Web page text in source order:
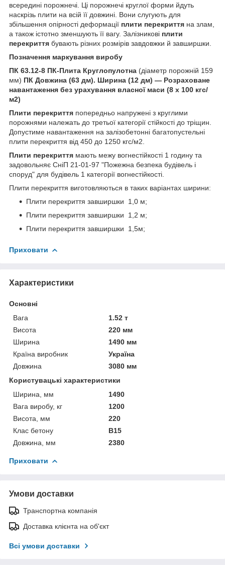
всередині порожнечі. Ці порожнечі круглої форми йдуть
наскрізь плити на всій її довжині. Вони слугують для
збільшення опірності деформації плити перекриття на злам,
а також істотно зменшують її вагу. Залізникові плити
перекриття бувають різних розмірів завдовжки й завширшки.
Позначення маркування виробу
ПК 63.12-8 ПК-Плита Круглопулотна (діаметр порожній 159
мм) ПК Довжина (63 дм). Ширина (12 дм) — Розраховане
навантаження без урахування власної маси (8 х 100 кгс/
м2)
Плити перекриття попередньо напружені з круглими
порожнями належать до третьої категорії стійкості до тріщин.
Допустиме навантаження на залізобетонні багатопустельні
плити перекриття від 450 до 1250 кгс/м2.
Плити перекриття мають межу вогнестійкості 1 годину та
задовольняє СніП 21-01-97 "Пожежна безпека будівель і
споруд" для будівель 1 категорії вогнестійкості.
Плити перекриття виготовляються в таких варіантах ширини:
Плити перекриття завширшки 1,0 м;
Плити перекриття завширшки 1,2 м;
Плити перекриття завширшки 1,5м;
Приховати
Характеристики
Основні
Вага
1.52 т
Висота
220 мм
Ширина
1490 мм
Країна виробник
Україна
Довжина
3080 мм
Користувацькi характеристики
Ширина, мм
1490
Вага виробу, кг
1200
Висота, мм
220
Клас бетону
В15
Довжина, мм
2380
Приховати
Умови доставки
Транспортна компанія
Доставка клієнта на об'єкт
Всі умови доставки